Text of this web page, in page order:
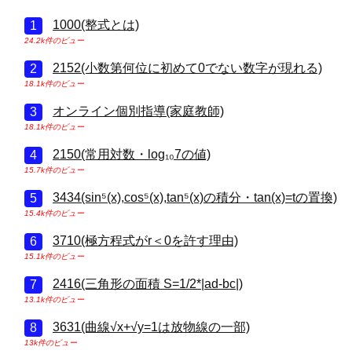
1000(整式とは)
24.2k件のビュー
2152(小数第何位に初めて0でない数字が現れる)
18.1k件のビュー
オンライン個別指導(家庭教師)
18.1k件のビュー
2150(常用対数・log₁₀7の値)
15.7k件のビュー
3434(sin⁵(x),cos⁵(x),tan⁵(x)の積分・tan(x)=tの置換)
15.4k件のビュー
3710(極方程式がr＜0を許す理由)
15.1k件のビュー
2416(三角形の面積 S=1/2*|ad-bc|)
13.1k件のビュー
3631(曲線√x+√y=1は放物線の一部)
13k件のビュー